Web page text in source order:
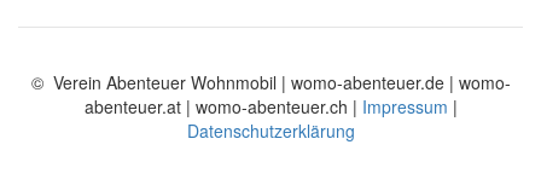
© Verein Abenteuer Wohnmobil | womo-abenteuer.de | womo-
abenteuer.at | womo-abenteuer.ch | Impressum |
Datenschutzerklärung